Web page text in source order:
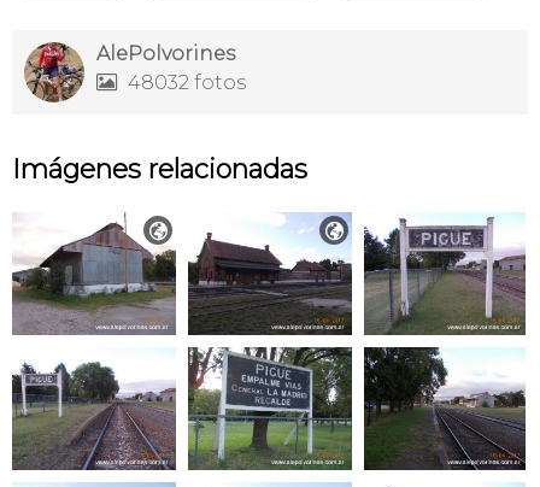
AlePolvorines
 48032 fotos
Imágenes relacionadas
 